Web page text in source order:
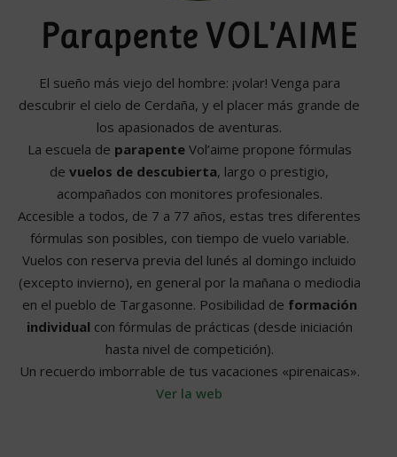
Parapente VOL’AIME
El sueño más viejo del hombre: ¡volar! Venga para
descubrir el cielo de Cerdaña, y el placer más grande de
los apasionados de aventuras.
La escuela de parapenteVol’aime propone fórmulas
devuelos de descubierta, largo o prestigio,
acompañados con monitores profesionales.
Accesible a todos, de 7 a 77 años, estas tres diferentes
fórmulas son posibles, con tiempo de vuelo variable.
Vuelos con reserva previa del lunés al domingo incluido
(excepto invierno), en general por la mañana o mediodia
en el pueblo de Targasonne. Posibilidad de formación
individual con fórmulas de prácticas (desde iniciación
hasta nivel de competición).
Un recuerdo imborrable de tus vacaciones «pirenaicas».
Ver la web